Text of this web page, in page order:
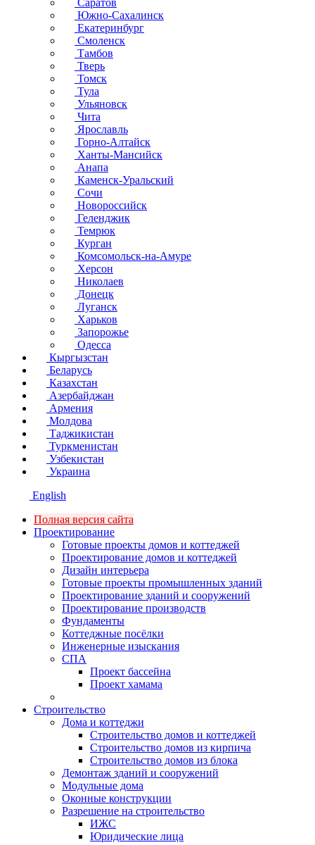
Саратов
Южно-Сахалинск
Екатеринбург
Смоленск
Тамбов
Тверь
Томск
Тула
Ульяновск
Чита
Ярославль
Горно-Алтайск
Ханты-Мансийск
Анапа
Каменск-Уральский
Сочи
Новороссийск
Геленджик
Темрюк
Курган
Комсомольск-на-Амуре
Херсон
Николаев
Донецк
Луганск
Харьков
Запорожье
Одесса
Кыргызстан
Беларусь
Казахстан
Азербайджан
Армения
Молдова
Таджикистан
Туркменистан
Узбекистан
Украина
English
Полная версия сайта
Проектирование
Готовые проекты домов и коттеджей
Проектирование домов и коттеджей
Дизайн интерьера
Готовые проекты промышленных зданий
Проектирование зданий и сооружений
Проектирование производств
Фундаменты
Коттеджные посёлки
Инженерные изыскания
СПА
Проект бассейна
Проект хамама
Строительство
Дома и коттеджи
Строительство домов и коттеджей
Строительство домов из кирпича
Строительство домов из блока
Демонтаж зданий и сооружений
Модульные дома
Оконные конструкции
Разрешение на строительство
ИЖС
Юридические лица